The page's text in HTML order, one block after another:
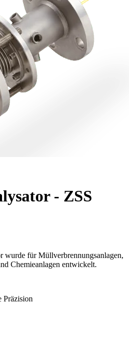
- ZSS
wurde für Müllverbrennungsanlagen,
Chemieanlagen entwickelt.
Präzision